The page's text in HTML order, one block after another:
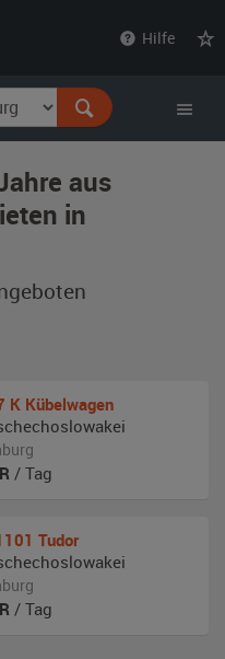
Hilfe
aus
in
K Kübelwagen
/ Tag
Tudor
/ Tag